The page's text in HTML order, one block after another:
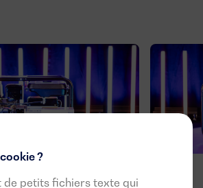
?
de petits fichiers texte qui